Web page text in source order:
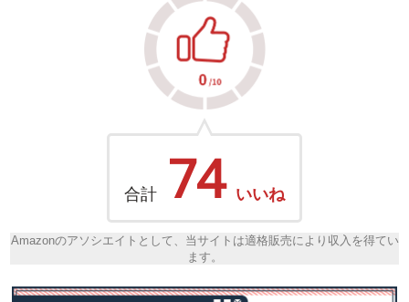
合計 74 いいね
Amazonのアソシエイトとして、当サイトは適格販売により収入を得てい
ます。